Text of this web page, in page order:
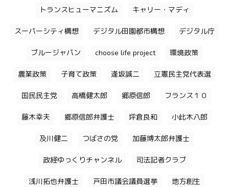
トランスヒューマニズム キャリー・マディ
スーパーシティ構想 デジタル田園都市構想 デジタル庁
ブルージャパン choose life project 環境政策
農業政策 子育て政策 逢坂誠二 立憲民主党代表選
国民民主党 高橋健太郎 郷原信郎 フランス１０
藤木幸夫 郷原信郎弁護士 坪倉良和 小此木八郎
及川健二 つばさの党 加藤博太郎弁護士
政経ゆっくりチャンネル 司法記者クラブ
浅川拓也弁護士 戸田市議会議員選挙 地方創生